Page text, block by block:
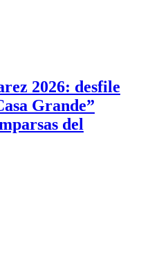
2026: desfile
Grande”
del